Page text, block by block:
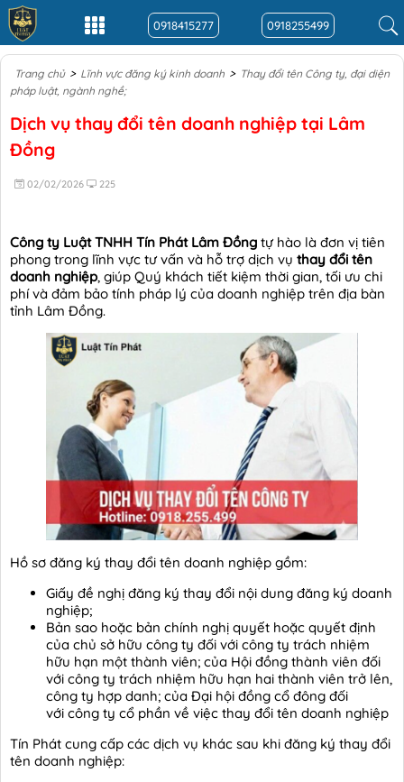
0918415277 0918255499
Trang chủ > Lĩnh vực đăng ký kinh doanh > Thay đổi tên Công ty, đại diện
pháp luật, ngành nghề;
Dịch vụ thay đổi tên doanh nghiệp tại Lâm
Đồng
02/02/2026 225
Công ty Luật TNHH Tín Phát Lâm Đồng tự hào là đơn vị tiên
phong trong lĩnh vực tư vấn và hỗ trợ dịch vụ thay đổi tên
doanh nghiệp, giúp Quý khách tiết kiệm thời gian, tối ưu chi
phí và đảm bảo tính pháp lý của doanh nghiệp trên địa bàn
tỉnh Lâm Đồng.
Hồ sơ đăng ký thay đổi tên doanh nghiệp gồm:
Giấy đề nghị đăng ký thay đổi nội dung đăng ký doanh
nghiệp;
Bản sao hoặc bản chính nghị quyết hoặc quyết định
của chủ sở hữu công ty đối với công ty trách nhiệm
hữu hạn một thành viên; của Hội đồng thành viên đối
với công ty trách nhiệm hữu hạn hai thành viên trở lên,
công ty hợp danh; của Đại hội đồng cổ đông đối
với công ty cổ phần về việc thay đổi tên doanh nghiệp
Tín Phát cung cấp các dịch vụ khác sau khi đăng ký thay đổi
tên doanh nghiệp: